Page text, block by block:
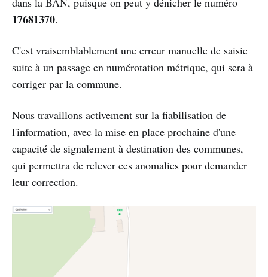
17681370.
C'est vraisemblablement une erreur manuelle de saisie
suite à un passage en numérotation métrique, qui sera à
corriger par la commune.
Nous travaillons activement sur la fiabilisation de
l'information, avec la mise en place prochaine d'une
capacité de signalement à destination des communes,
qui permettra de relever ces anomalies pour demander
leur correction.